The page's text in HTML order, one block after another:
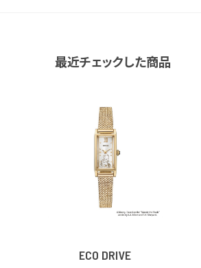
最近チェックした商品
ECO DRIVE